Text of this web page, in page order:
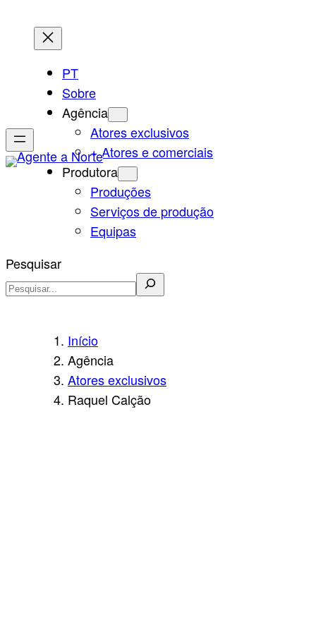
conteúdo PT
Sobre
Agência
Atores exclusivos
+ Atores e comerciais
Produtora
Produções
Serviços de produção
Equipas
Pesquisar
Início
Agência
Atores exclusivos
Raquel Calção